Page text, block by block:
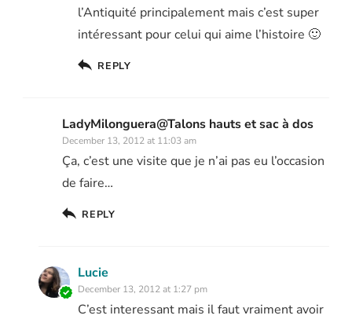
l’Antiquité principalement mais c’est super
intéressant pour celui qui aime l’histoire 🙂
REPLY
LadyMilonguera@Talons hauts et sac à dos
December 13, 2012 at 11:03 am
Ça, c’est une visite que je n’ai pas eu l’occasion
de faire…
REPLY
Lucie
December 13, 2012 at 1:27 pm
C’est interessant mais il faut vraiment avoir